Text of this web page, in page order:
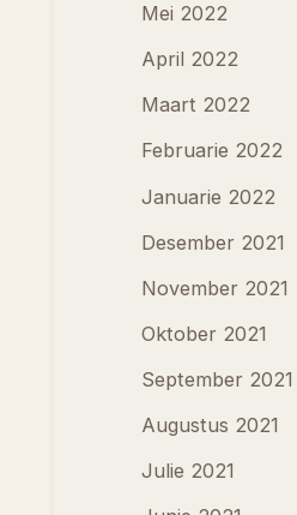
Mei 2022
April 2022
Maart 2022
Februarie 2022
Januarie 2022
Desember 2021
November 2021
Oktober 2021
September 2021
Augustus 2021
Julie 2021